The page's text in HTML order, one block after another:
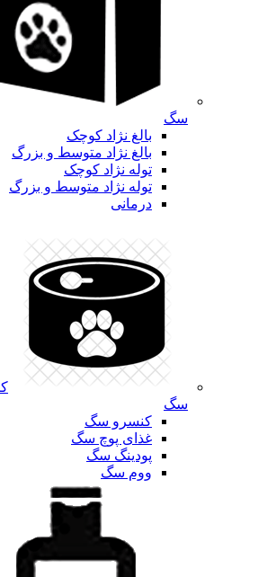
سگ
بالغ نژاد کوچک
بالغ نژاد متوسط و بزرگ
توله نژاد کوچک
توله نژاد متوسط و بزرگ
درمانی
سگ
کنسرو سگ
غذای پوچ سگ
پودینگ سگ
ووم سگ